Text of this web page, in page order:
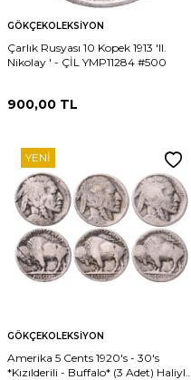
GÖKÇEKOLEKSIYON
Çarlık Rusyası 10 Kopek 1913 'II.
Nikolay ' - ÇİL YMP11284 #500
900,00 TL
YENI
GÖKÇEKOLEKSIYON
Amerika 5 Cents 1920's - 30's
*Kızılderili - Buffalo* (3 Adet) Haliyle